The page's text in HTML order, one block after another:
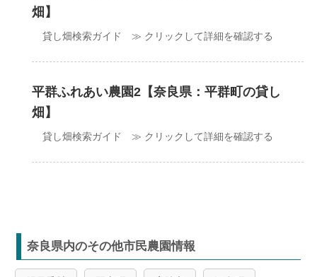
畑】
貸し畑検索ガイド ≫ クリックして詳細を確認する
平群ふれあい農園2【奈良県：平群町の貸し
畑】
貸し畑検索ガイド ≫ クリックして詳細を確認する
奈良県内のその他市民農園情報